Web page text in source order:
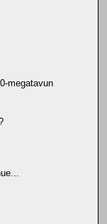
megatavun